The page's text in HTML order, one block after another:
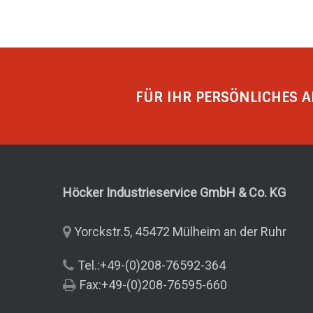
FÜR IHR PERSÖNLICHES
Höcker Industrieservice GmbH & Co. KG
Yorckstr.5, 45472 Mülheim an der Ruhr
Tel.:+49-(0)208-76592-364
Fax:+49-(0)208-76595-660